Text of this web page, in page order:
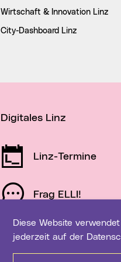
Diese Website verwendet Cookies. Bitte wählen Sie Ihre gewünschten Einstellungen. Diese können Sie
jederzeit auf der
Wirtschaft & Innovation Linz
City-Dashboard Linz
Digitales Linz
Linz-Termine
Frag ELLI!
Schau auf Linz